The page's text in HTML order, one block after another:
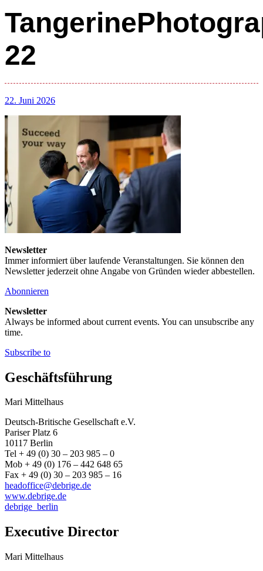
22
22. Juni 2026
Newsletter
Immer informiert über laufende Veranstaltungen. Sie können den
Newsletter jederzeit ohne Angabe von Gründen wieder abbestellen.
Abonnieren
Newsletter
Always be informed about current events. You can unsubscribe any
time.
Subscribe to
Geschäftsführung
Mari Mittelhaus
Deutsch-Britische Gesellschaft e.V.
Pariser Platz 6
10117 Berlin
Tel + 49 (0) 30 – 203 985 – 0
Mob + 49 (0) 176 – 442 648 65
Fax + 49 (0) 30 – 203 985 – 16
headoffice@debrige.de
www.debrige.de
debrige_berlin
Executive Director
Mari Mittelhaus